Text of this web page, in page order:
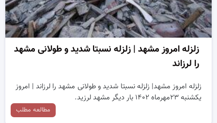
زلزله امروز مشهد | زلزله نسبتا شدید و طولانی مشهد
را لرزاند
زلزله امروز مشهد| زلزله نسبتا شدید و طولانی مشهد را لرزاند | امروز
یکشنبه ۲۳مهرماه ۱۴۰۲ بار دیگر مشهد لرزید.
مطالعه مطلب